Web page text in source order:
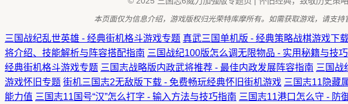
本页面仅为信息介绍，游戏版权归光荣特库摩所有。如需获取游戏，请支持
三国战纪乱世英雄 - 经典街机格斗游戏专题 真武三国单机版 - 经典策略战棋游戏下
将介绍、技能解析与阵容搭配指南 三国战纪100版怎么调无限物品 - 实用秘籍与技
经典街机格斗游戏专题 三国志战略版内政武将推荐 - 最佳内政发展阵容指南 三国战
游戏怀旧专题 街机三国志2无敌版下载 - 免费畅玩经典怀旧街机游戏 三国志11隐藏
能力值 三国志11国号“汉”怎么打字 - 输入方法与技巧指南 三国志11港口怎么守 - 防